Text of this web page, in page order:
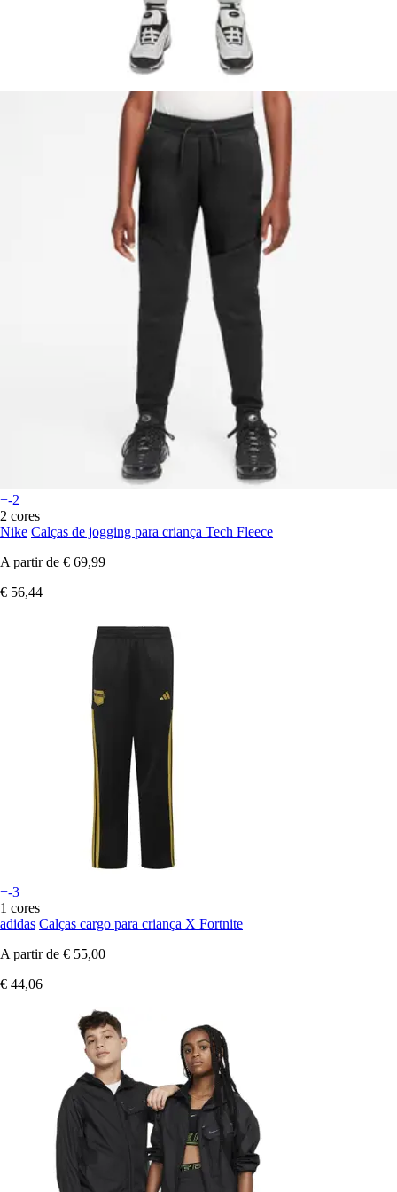
+-2
2 cores
Nike Calças de jogging para criança Tech Fleece
A partir de € 69,99
€ 56,44
+-3
1 cores
adidas Calças cargo para criança X Fortnite
A partir de € 55,00
€ 44,06